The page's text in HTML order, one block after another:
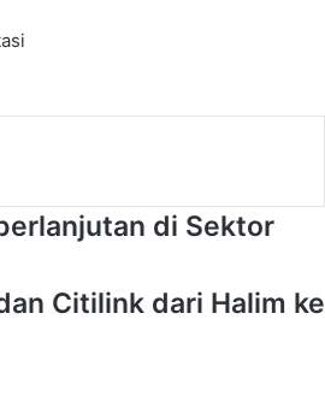
di Sektor
Citilink dari Halim ke